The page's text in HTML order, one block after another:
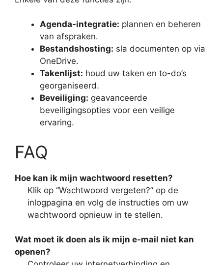
Agenda-integratie: plannen en beheren
van afspraken.
Bestandshosting: sla documenten op via
OneDrive.
Takenlijst: houd uw taken en to-do’s
georganiseerd.
Beveiliging: geavanceerde
beveiligingsopties voor een veilige
ervaring.
FAQ
Hoe kan ik mijn wachtwoord resetten?
Klik op “Wachtwoord vergeten?” op de
inlogpagina en volg de instructies om uw
wachtwoord opnieuw in te stellen.
Wat moet ik doen als ik mijn e-mail niet kan
openen?